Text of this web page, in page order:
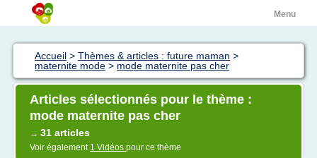
Menu
Accueil > Thèmes & articles : future maman >
maternite mode > mode maternite pas cher
Articles sélectionnés pour le thème :
mode maternite pas cher
→ 31 articles
Voir également 1 Vidéos pour ce thème